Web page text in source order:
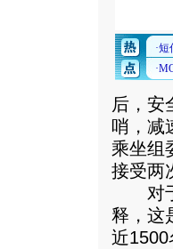
后，安
哨，减
乘坐组
接受两
对于
释，这
近